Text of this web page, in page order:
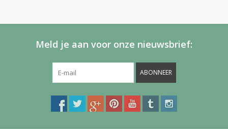
Meld je aan voor onze nieuwsbrief:
ABONNEER